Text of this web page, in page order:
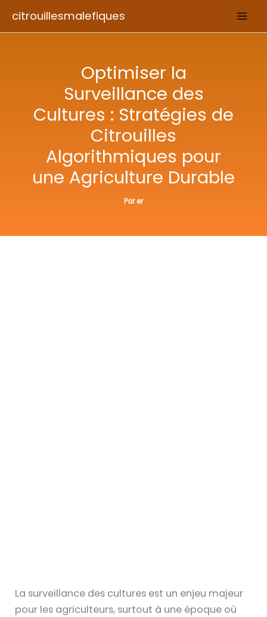
citrouillesmalefiques
Optimiser la
Surveillance des
Cultures : Stratégies de
Citrouilles
Algorithmiques pour
une Agriculture Durable
Parer
La surveillance des cultures est un enjeu majeur
pour les agriculteurs, surtout à une époque où